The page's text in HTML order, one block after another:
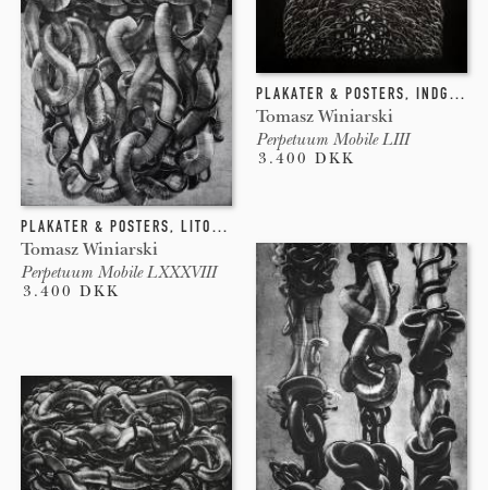
PLAKATER & POSTERS, INDGRAVERING
Tomasz Winiarski
Perpetuum Mobile LIII
3.400 DKK
PLAKATER & POSTERS, LITOGRAFI
Tomasz Winiarski
Perpetuum Mobile LXXXVIII
3.400 DKK